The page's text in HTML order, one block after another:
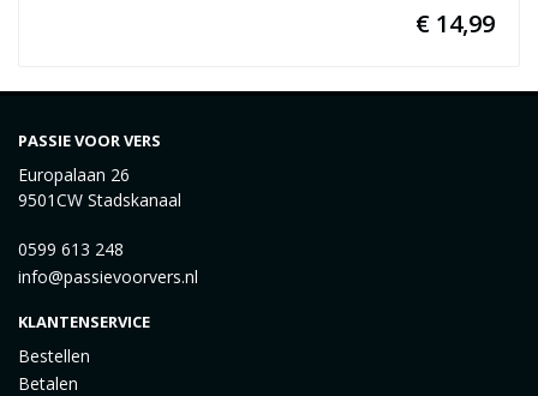
€ 14,99
PASSIE VOOR VERS
Europalaan 26
9501CW Stadskanaal
0599 613 248
info@passievoorvers.nl
KLANTENSERVICE
Bestellen
Betalen